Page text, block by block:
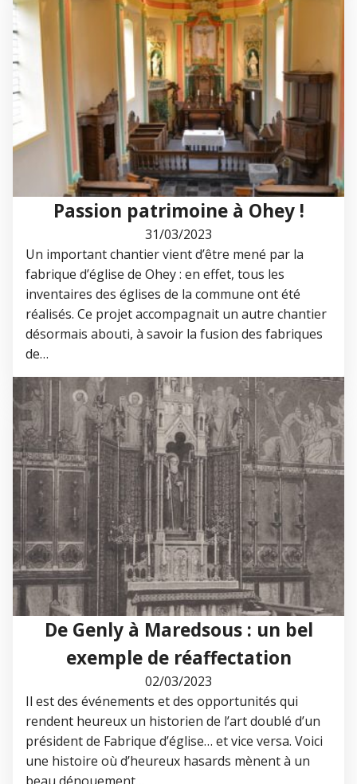
Passion patrimoine à Ohey !
31/03/2023
Un important chantier vient d’être mené par la
fabrique d’église de Ohey : en effet, tous les
inventaires des églises de la commune ont été
réalisés. Ce projet accompagnait un autre chantier
désormais abouti, à savoir la fusion des fabriques
de…
De Genly à Maredsous : un bel
exemple de réaffectation
02/03/2023
Il est des événements et des opportunités qui
rendent heureux un historien de l’art doublé d’un
président de Fabrique d’église… et vice versa. Voici
une histoire où d’heureux hasards mènent à un